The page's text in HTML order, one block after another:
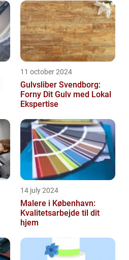
11 october 2024
Gulvsliber Svendborg:
Forny Dit Gulv med Lokal
Ekspertise
14 july 2024
Malere i København:
Kvalitetsarbejde til dit
hjem